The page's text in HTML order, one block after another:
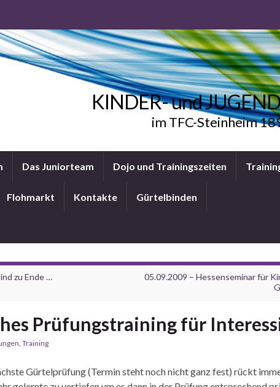
KINDER- und
im TFC-Steinheim
Das Juniorteam Dojo und Trainingszeiten
Flohmarkt Kontakte Gürtelbinden
zu Ende …
05.09.2009 – Hessenseminar für
Prüfungstraining für
, Training
Gürtelprüfung (Termin steht noch nicht ganz fest) rückt